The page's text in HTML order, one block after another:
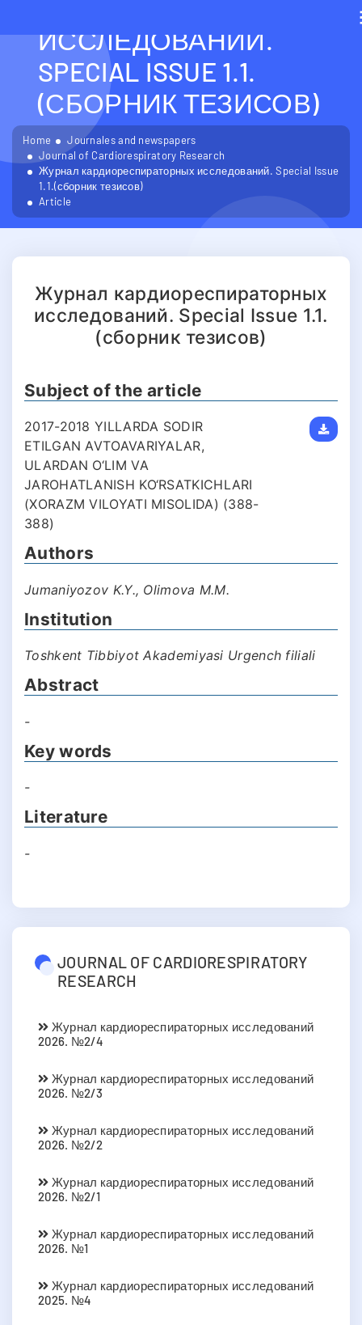
ИССЛЕДОВАНИЙ.
SPECIAL ISSUE 1.1.
(СБОРНИК ТЕЗИСОВ)
Home
Journales and newspapers
Journal of Cardiorespiratory Research
Журнал кардиореспираторных исследований. Special Issue
1.1.(сборник тезисов)
Article
Журнал кардиореспираторных
исследований. Special Issue 1.1.
(сборник тезисов)
Subject of the article
2017-2018 YILLARDA SODIR
ETILGAN AVTOAVARIYALAR,
ULARDAN O‘LIM VA
JAROHATLANISH KO‘RSATKICHLARI
(XORAZM VILOYATI MISOLIDA) (388-
388)
Authors
Jumaniyozov K.Y., Olimova M.M.
Institution
Toshkent Tibbiyot Akademiyasi Urgеnch filiali
Abstract
-
Key words
-
Literature
-
JOURNAL OF CARDIORESPIRATORY
RESEARCH
Журнал кардиореспираторных исследований
2026. №2/4
Журнал кардиореспираторных исследований
2026. №2/3
Журнал кардиореспираторных исследований
2026. №2/2
Журнал кардиореспираторных исследований
2026. №2/1
Журнал кардиореспираторных исследований
2026. №1
Журнал кардиореспираторных исследований
2025. №4